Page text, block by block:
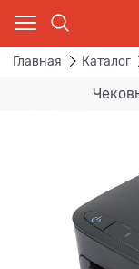
Главная Каталог